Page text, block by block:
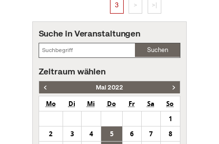
3 > >|
Suche in Veranstaltungen
Suchen
Zeitraum wählen
Mai 2022
Mo Di Mi Do Fr Sa
So
1
2
3 4 5 6 7
8